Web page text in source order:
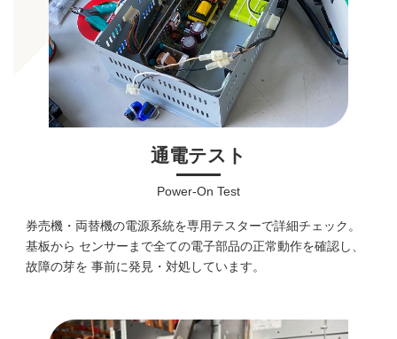
通電テスト
Power-On Test
券売機・両替機の電源系統を専用テスターで詳細チェック。
基板から センサーまで全ての電子部品の正常動作を確認し、
故障の芽を 事前に発見・対処しています。